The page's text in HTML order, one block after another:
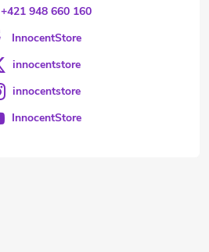
+421 948 660 160
InnocentStore
innocentstore
innocentstore
InnocentStore